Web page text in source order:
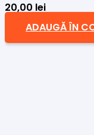
20,00 lei
ADAUGĂ ÎN